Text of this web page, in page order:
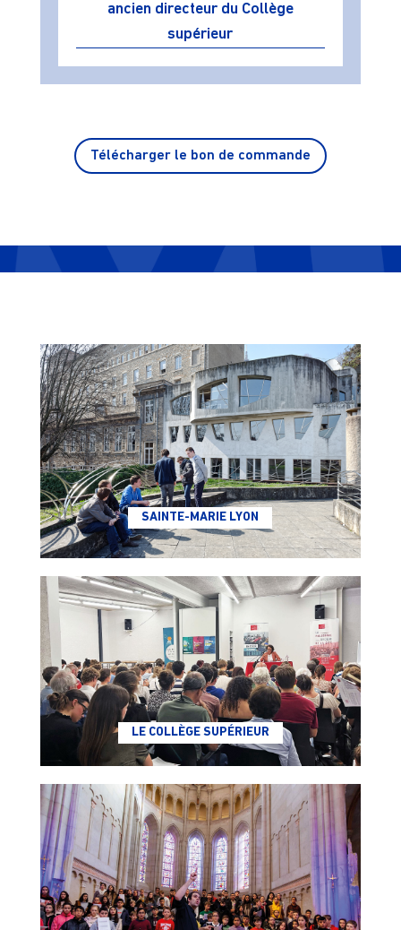
ancien directeur du Collège
supérieur
Télécharger le bon de commande
SAINTE-MARIE LYON
LE COLLÈGE SUPÉRIEUR